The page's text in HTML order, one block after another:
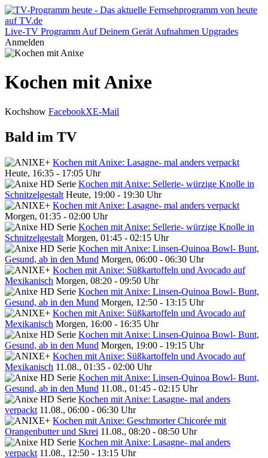
Live-TV Programm Auf Deinem Gerät Aufnahmen Upgrades
Anmelden
Kochen mit Anixe
Kochshow FacebookXE-Mail
Bald im TV
Kochen mit Anixe: Lasagne- mal anders verpackt
Heute, 16:35 - 17:05 Uhr
Kochen mit Anixe: Sellerie- würzige Knolle in
Schnitzelgestalt Heute, 19:00 - 19:30 Uhr
Kochen mit Anixe: Lasagne- mal anders verpackt
Morgen, 01:35 - 02:00 Uhr
Kochen mit Anixe: Sellerie- würzige Knolle in
Schnitzelgestalt Morgen, 01:45 - 02:15 Uhr
Kochen mit Anixe: Linsen-Quinoa Bowl- Bunt,
Gesund, ab in den Mund Morgen, 06:00 - 06:30 Uhr
Kochen mit Anixe: Süßkartoffeln und Avocado auf
Mexikanisch Morgen, 08:20 - 09:50 Uhr
Kochen mit Anixe: Linsen-Quinoa Bowl- Bunt,
Gesund, ab in den Mund Morgen, 12:50 - 13:15 Uhr
Kochen mit Anixe: Süßkartoffeln und Avocado auf
Mexikanisch Morgen, 16:00 - 16:35 Uhr
Kochen mit Anixe: Linsen-Quinoa Bowl- Bunt,
Gesund, ab in den Mund Morgen, 19:00 - 19:15 Uhr
Kochen mit Anixe: Süßkartoffeln und Avocado auf
Mexikanisch 11.08., 01:35 - 02:00 Uhr
Kochen mit Anixe: Linsen-Quinoa Bowl- Bunt,
Gesund, ab in den Mund 11.08., 01:45 - 02:15 Uhr
Kochen mit Anixe: Lasagne- mal anders
verpackt 11.08., 06:00 - 06:30 Uhr
Kochen mit Anixe: Geschmorter Chicorée mit
Orangenbutter und Skrei 11.08., 08:20 - 08:50 Uhr
Kochen mit Anixe: Lasagne- mal anders
verpackt 11.08., 12:50 - 13:15 Uhr